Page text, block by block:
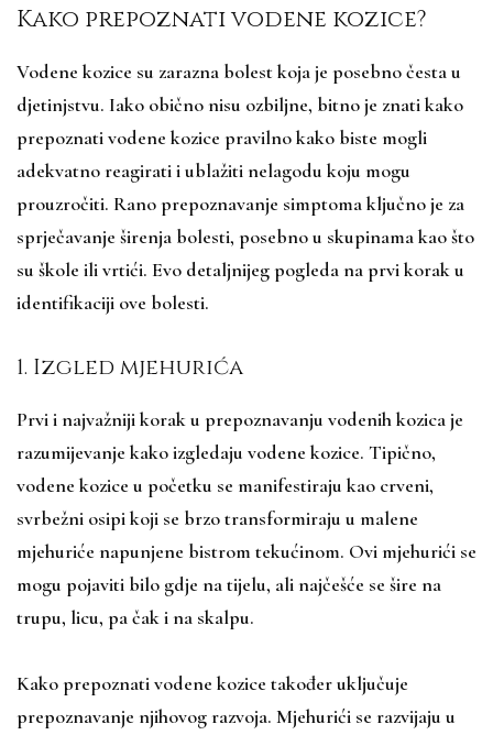
Kako prepoznati vodene kozice?
Vodene kozice su zarazna bolest koja je posebno česta u
djetinjstvu. Iako obično nisu ozbiljne, bitno je znati kako
prepoznati vodene kozice pravilno kako biste mogli
adekvatno reagirati i ublažiti nelagodu koju mogu
prouzročiti. Rano prepoznavanje simptoma ključno je za
sprječavanje širenja bolesti, posebno u skupinama kao što
su škole ili vrtići. Evo detaljnijeg pogleda na prvi korak u
identifikaciji ove bolesti.
1. Izgled mjehurića
Prvi i najvažniji korak u prepoznavanju vodenih kozica je
razumijevanje kako izgledaju vodene kozice. Tipično,
vodene kozice u početku se manifestiraju kao crveni,
svrbežni osipi koji se brzo transformiraju u malene
mjehuriće napunjene bistrom tekućinom. Ovi mjehurići se
mogu pojaviti bilo gdje na tijelu, ali najčešće se šire na
trupu, licu, pa čak i na skalpu.
Kako prepoznati vodene kozice također uključuje
prepoznavanje njihovog razvoja. Mjehurići se razvijaju u